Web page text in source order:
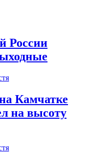
России
Камчатке
на высоту